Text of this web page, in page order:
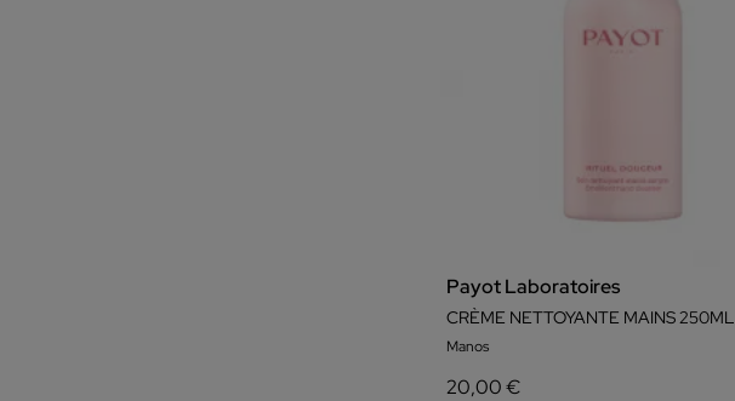
Payot Laboratoires
CRÈME NETTOYANTE MAINS 250ML
Manos
20,00 €